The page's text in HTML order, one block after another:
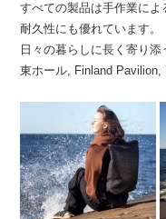
すべての製品は手作業によ
耐久性にも優れています。
日々の暮らしに長く寄り添
東ホール, Finland Pavilion,